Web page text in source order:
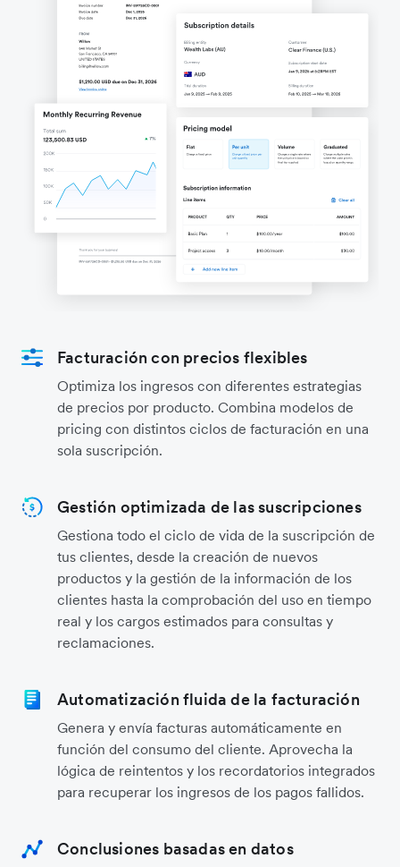
Facturación con precios flexibles
Optimiza los ingresos con diferentes estrategias
de precios por producto. Combina modelos de
pricing con distintos ciclos de facturación en una
sola suscripción.
Gestión optimizada de las suscripciones
Gestiona todo el ciclo de vida de la suscripción de
tus clientes, desde la creación de nuevos
productos y la gestión de la información de los
clientes hasta la comprobación del uso en tiempo
real y los cargos estimados para consultas y
reclamaciones.
Automatización fluida de la facturación
Genera y envía facturas automáticamente en
función del consumo del cliente. Aprovecha la
lógica de reintentos y los recordatorios integrados
para recuperar los ingresos de los pagos fallidos.
Conclusiones basadas en datos